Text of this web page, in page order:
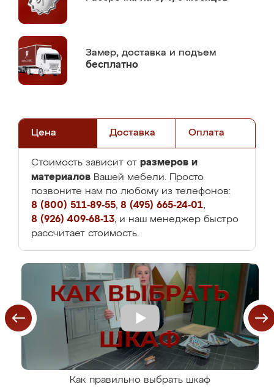
Замер, доставка и подъем
бесплатно
Цена Доставка Оплата
Стоимость зависит от размеров и
материалов Вашей мебели. Просто
позвоните нам по любому из телефонов:
8 (800) 511-89-55, 8 (495) 665-24-01,
8 (926) 409-68-13, и наш менеджер быстро
рассчитает стоимость.
Как правильно выбрать шкаф